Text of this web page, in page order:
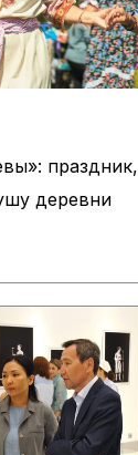
праздник,
деревни